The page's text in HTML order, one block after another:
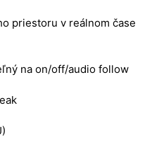
priestoru v reálnom čase
na on/off/audio follow